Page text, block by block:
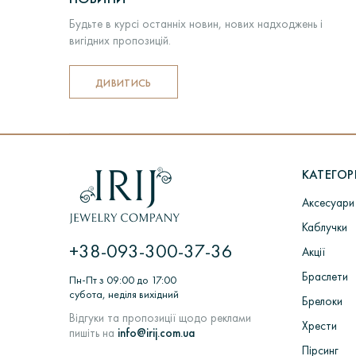
2. Якщо у вашому місті відсутні
У цьому випадку разом з оплатою за
Після відправки замовлення вам на
ПЕРЕДЗАМОВЛЕННЯ
ЦИКЛ: Замовлення покупцем>
ювелірних виробів в ливарних
в Пробірною палаті> Підбір вставок і
Будьте в курсі останніх новин, нових надходжень і
вигідних пропозицій.
ДИВИТИСЬ
+38-093-300-37-36
Пн-Пт з 09:00 до 17:00
субота, неділя вихідний
Відгуки та пропозиції щодо реклами
пишіть на info@irij.com.ua
Аксесуари
Каблучки
Акції
Браслети
Брелоки
Хрести
Пірсинг